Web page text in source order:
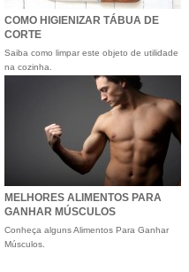
COMO HIGIENIZAR TÁBUA DE
CORTE
Saiba como limpar este objeto de utilidade
na cozinha.
MELHORES ALIMENTOS PARA
GANHAR MÚSCULOS
Conheça alguns Alimentos Para Ganhar
Músculos.